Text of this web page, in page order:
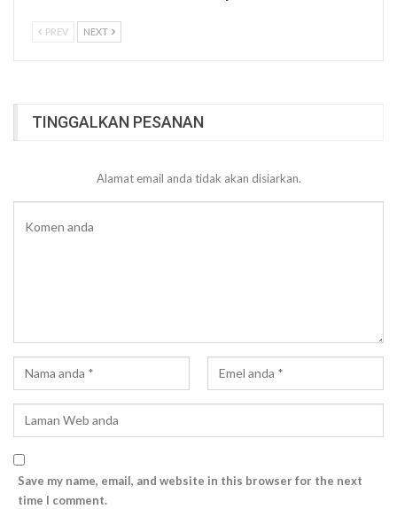
PREV NEXT
TINGGALKAN PESANAN
Alamat email anda tidak akan disiarkan.
Save my name, email, and website in this browser for the next
time I comment.